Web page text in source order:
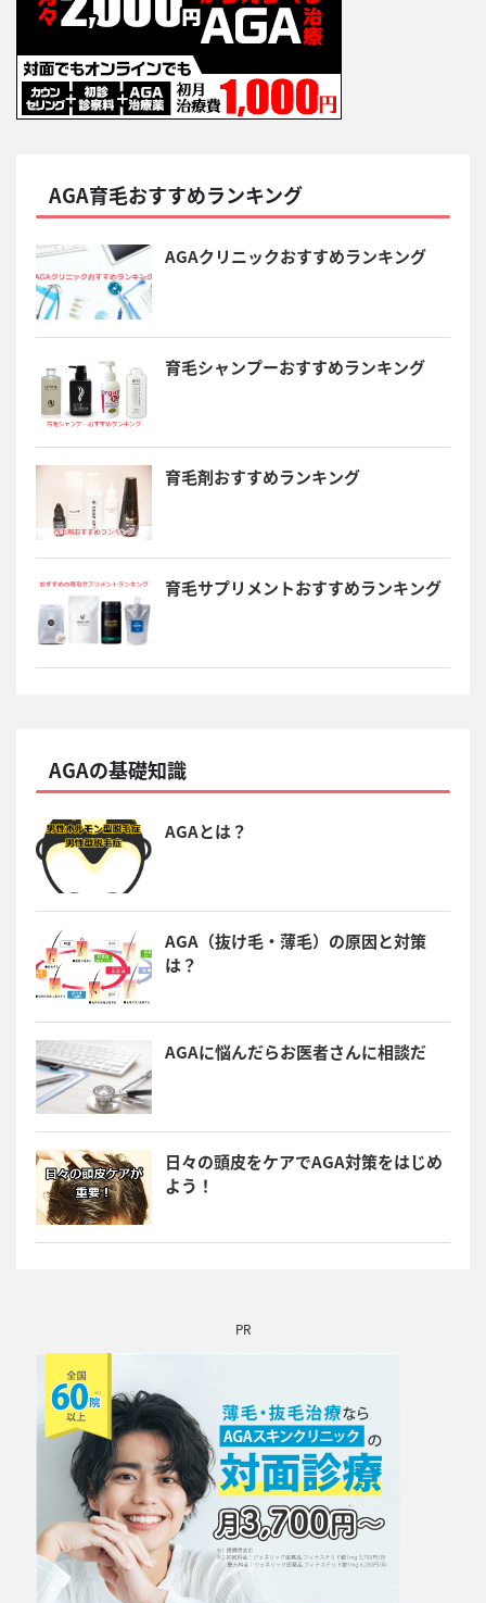
AGA育毛おすすめランキング
AGAクリニックおすすめランキング
育毛シャンプーおすすめランキング
育毛剤おすすめランキング
育毛サプリメントおすすめランキング
AGAの基礎知識
AGAとは？
AGA（抜け毛・薄毛）の原因と対策
は？
AGAに悩んだらお医者さんに相談だ
日々の頭皮をケアでAGA対策をはじめ
よう！
PR